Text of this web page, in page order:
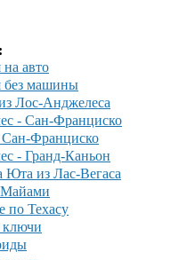
авто
без машины
Лос-Анджелеса
- Сан-Франциско
Франциско
- Гранд-Каньон
Юта из Лас-Вегаса
по Техасу
ключи